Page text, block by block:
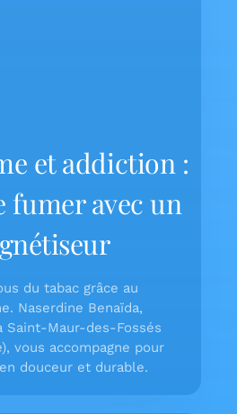
et addiction :
fumer avec un
du tabac grâce au
Naserdine Benaïda,
Saint-Maur-des-Fossés
vous accompagne pour
douceur et durable.